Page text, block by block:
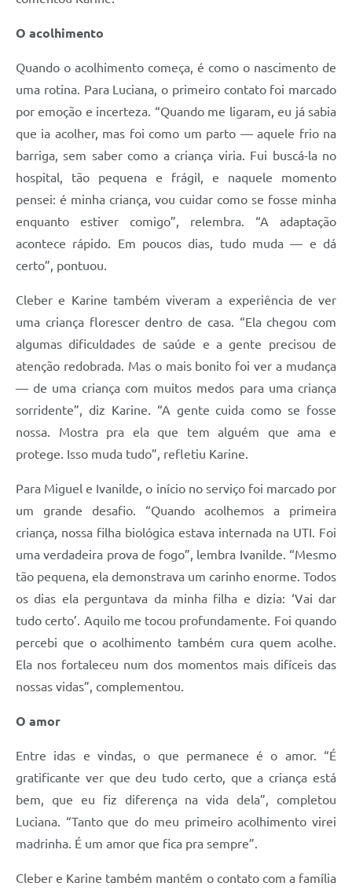
O acolhimento
Quando o acolhimento começa, é como o nascimento de
uma rotina. Para Luciana, o primeiro contato foi marcado
por emoção e incerteza. “Quando me ligaram, eu já sabia
que ia acolher, mas foi como um parto — aquele frio na
barriga, sem saber como a criança viria. Fui buscá-la no
hospital, tão pequena e frágil, e naquele momento
pensei: é minha criança, vou cuidar como se fosse minha
enquanto estiver comigo”, relembra. “A adaptação
acontece rápido. Em poucos dias, tudo muda — e dá
certo”, pontuou.
Cleber e Karine também viveram a experiência de ver
uma criança florescer dentro de casa. “Ela chegou com
algumas dificuldades de saúde e a gente precisou de
atenção redobrada. Mas o mais bonito foi ver a mudança
— de uma criança com muitos medos para uma criança
sorridente”, diz Karine. “A gente cuida como se fosse
nossa. Mostra pra ela que tem alguém que ama e
protege. Isso muda tudo”, refletiu Karine.
Para Miguel e Ivanilde, o início no serviço foi marcado por
um grande desafio. “Quando acolhemos a primeira
criança, nossa filha biológica estava internada na UTI. Foi
uma verdadeira prova de fogo”, lembra Ivanilde. “Mesmo
tão pequena, ela demonstrava um carinho enorme. Todos
os dias ela perguntava da minha filha e dizia: ‘Vai dar
tudo certo’. Aquilo me tocou profundamente. Foi quando
percebi que o acolhimento também cura quem acolhe.
Ela nos fortaleceu num dos momentos mais difíceis das
nossas vidas”, complementou.
O amor
Entre idas e vindas, o que permanece é o amor. “É
gratificante ver que deu tudo certo, que a criança está
bem, que eu fiz diferença na vida dela”, completou
Luciana. “Tanto que do meu primeiro acolhimento virei
madrinha. É um amor que fica pra sempre”.
Cleber e Karine também mantêm o contato com a família